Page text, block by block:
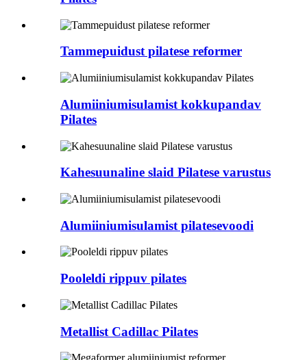
Tammepuidust pilatese reformer
Alumiiniumisulamist kokkupandav
Pilates
Kahesuunaline slaid Pilatese varustus
Alumiiniumisulamist pilatesevoodi
Pooleldi rippuv pilates
Metallist Cadillac Pilates